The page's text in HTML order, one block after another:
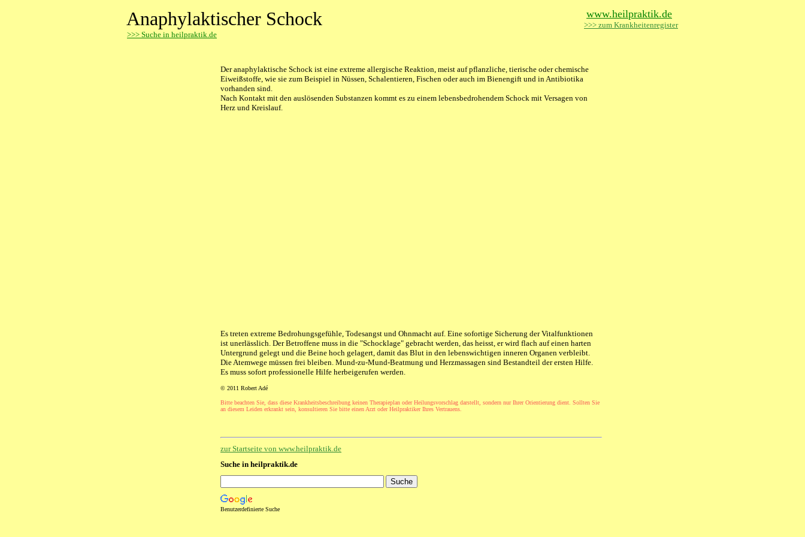
Anaphylaktischer Schock
>>> Suche in heilpraktik.de
www.heilpraktik.de
>>> zum Krankheitenregister
Der anaphylaktische Schock ist eine extreme allergische Reaktion, meist auf pflanzliche, tierische oder chemische
Eiweißstoffe, wie sie zum Beispiel in Nüssen, Schalentieren, Fischen oder auch im Bienengift und in Antibiotika
vorhanden sind.
Nach Kontakt mit den auslösenden Substanzen kommt es zu einem lebensbedrohendem Schock mit Versagen von
Herz und Kreislauf.
Es treten extreme Bedrohungsgefühle, Todesangst und Ohnmacht auf. Eine sofortige Sicherung der Vitalfunktionen
ist unerlässlich. Der Betroffene muss in die "Schocklage" gebracht werden, das heisst, er wird flach auf einen harten
Untergrund gelegt und die Beine hoch gelagert, damit das Blut in den lebenswichtigen inneren Organen verbleibt.
Die Atemwege müssen frei bleiben. Mund-zu-Mund-Beatmung und Herzmassagen sind Bestandteil der ersten Hilfe.
Es muss sofort professionelle Hilfe herbeigerufen werden.
© 2011 Robert Adé
Bitte beachten Sie, dass diese Krankheitsbeschreibung keinen Therapieplan oder Heilungsvorschlag darstellt, sondern nur Ihrer Orientierung dient. Sollten Sie
an diesem Leiden erkrankt sein, konsultieren Sie bitte einen Arzt oder Heilpraktiker Ihres Vertrauens.
zur Startseite von www.heilpraktik.de
Suche in heilpraktik.de
Benutzerdefinierte Suche